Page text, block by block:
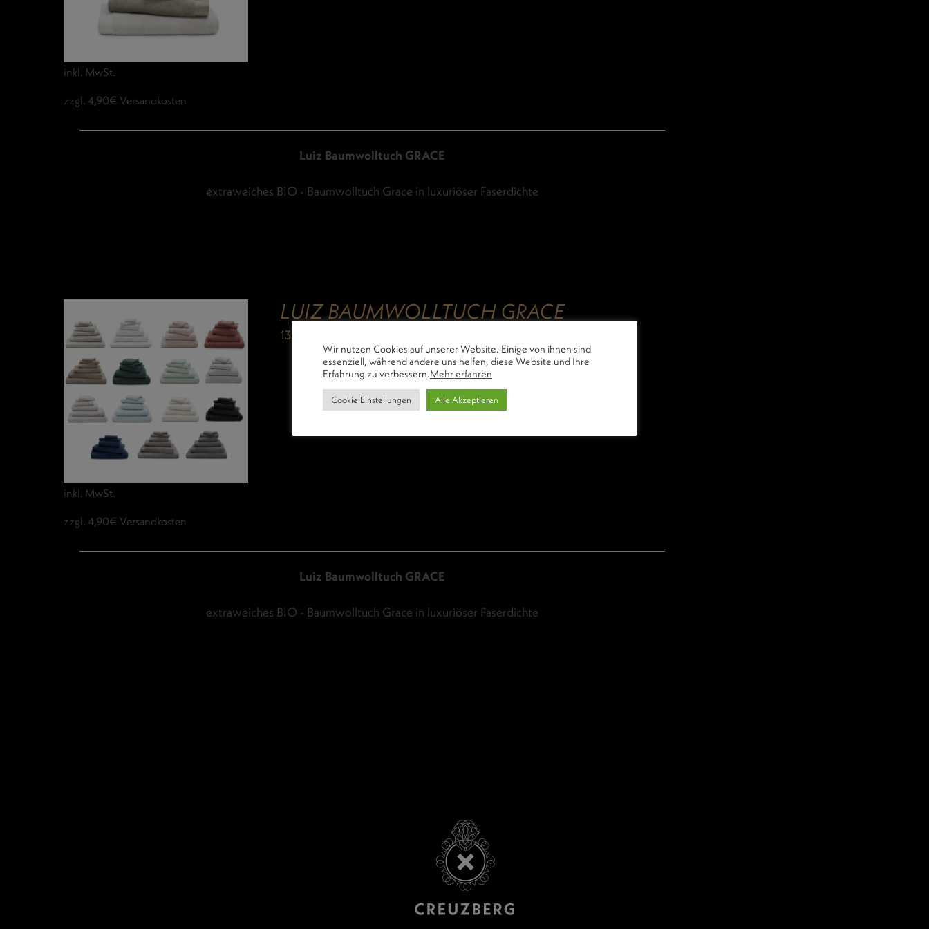
inkl. MwSt.
zzgl. 4,90€ Versandkosten
Luiz Baumwolltuch GRACE
extraweiches BIO - Baumwolltuch Grace in luxuriöser Faserdichte
LUIZ BAUMWOLLTUCH GRACE
13,90
inkl. MwSt.
zzgl. 4,90€ Versandkosten
Luiz Baumwolltuch GRACE
extraweiches BIO - Baumwolltuch Grace in luxuriöser Faserdichte
Wir nutzen Cookies auf unserer Website. Einige von ihnen sind
essenziell, während andere uns helfen, diese Website und Ihre
Erfahrung zu verbessern.Mehr erfahren
Cookie Einstellungen Alle Akzeptieren